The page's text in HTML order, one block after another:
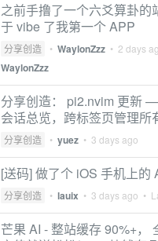
之前手撸了一个六爻算卦的
于 vibe 了我第一个 APP
分享创造 • WaylonZzz • 2 days
WaylonZzz
分享创造： pi2.nvim 更新
会话总览，跨标签页管理所
分享创造 • yuez • 3 days ago
[送码] 做了个 iOS 手机上的
分享创造 • lauix • 3 days ago •
芒果 AI - 整站缓存 90%+，